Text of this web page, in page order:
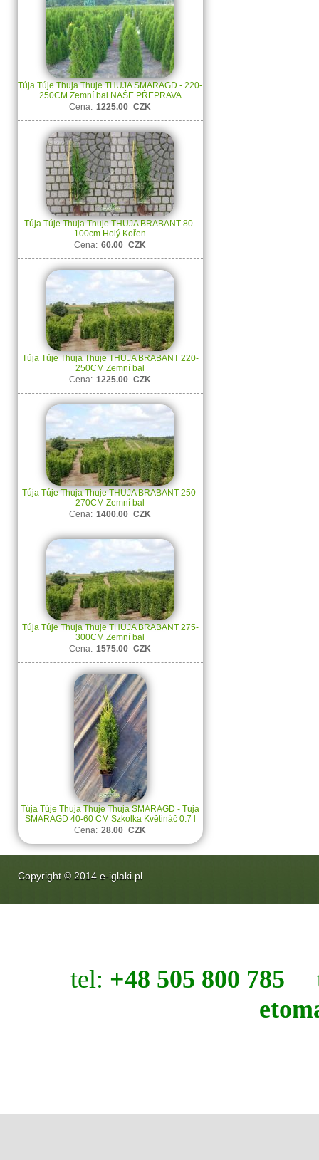
Túja Túje Thuja Thuje THUJA SMARAGD - 220-
250CM Zemní bal NAŠE PŘEPRAVA
Cena: 1225.00 CZK
Túja Túje Thuja Thuje THUJA BRABANT 80-
100cm Holý Kořen
Cena: 60.00 CZK
Túja Túje Thuja Thuje THUJA BRABANT 220-
250CM Zemní bal
Cena: 1225.00 CZK
Túja Túje Thuja Thuje THUJA BRABANT 250-
270CM Zemní bal
Cena: 1400.00 CZK
Túja Túje Thuja Thuje THUJA BRABANT 275-
300CM Zemní bal
Cena: 1575.00 CZK
Túja Túje Thuja Thuje Thuja SMARAGD - Tuja
SMARAGD 40-60 CM Szkolka Květináč 0.7 l
Cena: 28.00 CZK
Copyright ©2014 e-iglaki.pl
tel: +48 505 800 785